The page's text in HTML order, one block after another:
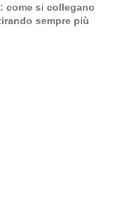
come si collegano
sempre più